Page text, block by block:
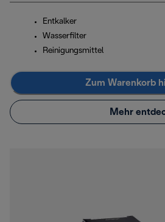
Entkalker
Wasserfilter
Reinigungsmittel
Zum Warenkorb
Mehr